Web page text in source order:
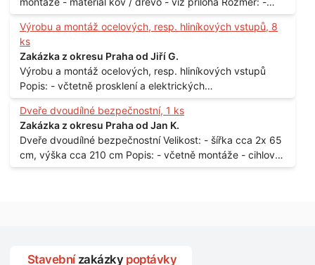
150 x 122 cm Lokalita: - Senohraby Nabídky na e-mail.
Výrobu a montáž ocelových, resp. hliníkových vstupů, 8
ks
Zakázka z okresu Praha od Jiří G.
Výrobu a montáž ocelových, resp. hliníkových vstupů
Popis: - včtetně prosklení a elektrických
samozamýkacích zámků pro panelový dům - jedná se o
vchodové dveře umístěné v zarámovaném a proskleném
portálu - předmětem dodávky bude i demontáž
stávajících a už nevyhovujících prosklených,
umělohmotných vstupů Množství: - 8 ks Lokalita: - 7, 9,
Dveře dvoudílné bezpečnostní, 1 ks
Zakázka z okresu Praha od Jan K.
Dveře dvoudílné bezpečnostní Velikost: - šířka cca 2x 65
cm, výška cca 210 cm Popis: - včetně montáže - cihlový
dům, 2. patro - vchod z chodby - rozměry bez zárubní
Stavební zakázky poptávky